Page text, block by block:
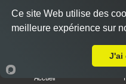
Accueil
Ce site Web utilise des
meilleure expérience sur
J'ai